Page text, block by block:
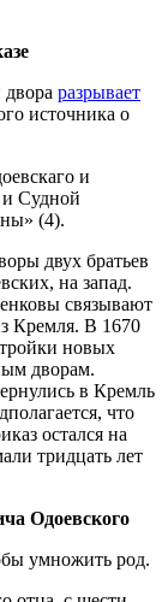
разрывает
источника о
и
Судной
(4).
двух братьев
на запад.
связывают
Кремля. В 1670
новых
дворам.
в Кремль
что
остался на
тридцать лет
Одоевского
умножить род.